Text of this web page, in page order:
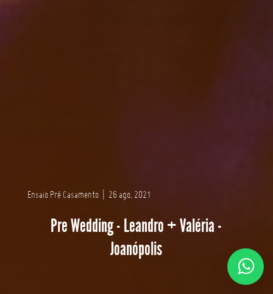
Ensaio Pré Casamento| 26 ago, 2021
Pre Wedding - Leandro + Valéria -
Joanópolis